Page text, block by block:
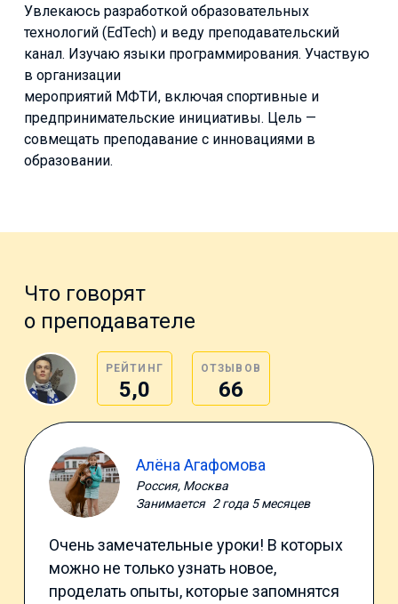
Увлекаюсь разработкой образовательных
технологий (EdTech) и веду преподавательский
канал. Изучаю языки программирования. Участвую
в организации
мероприятий МФТИ, включая спортивные и
предпринимательские инициативы. Цель —
совмещать преподавание с инновациями в
образовании.
Что говорят
о преподавателе
РЕЙТИНГ
5,0
ОТЗЫВОВ
66
Алёна Агафомова
Россия, Москва
Занимается 2 года 5 месяцев
Очень замечательные уроки! В которых
можно не только узнать новое,
проделать опыты, которые запомнятся